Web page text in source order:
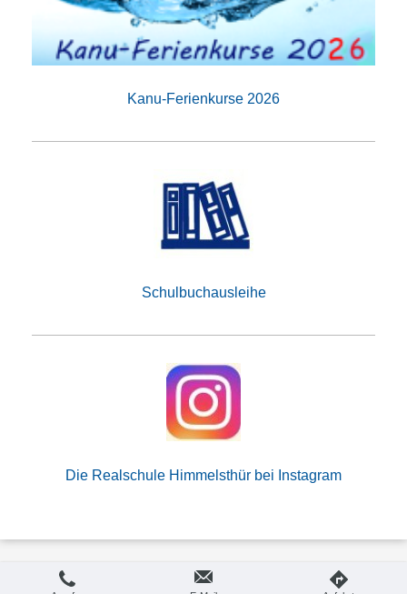
Kanu-Ferienkurse 2026
Schulbuchausleihe
Die Realschule Himmelsthür bei Instagram
Druckversion